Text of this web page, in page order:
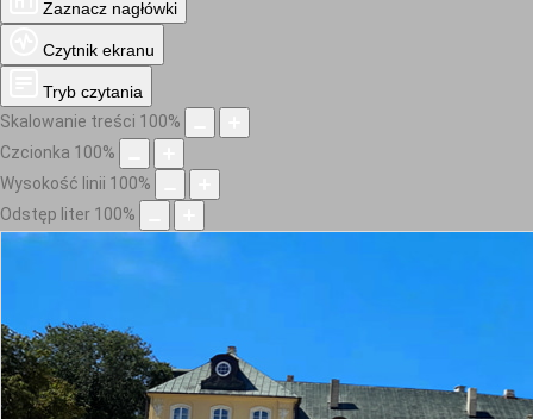
Zaznacz nagłówki
Czytnik ekranu
Tryb czytania
Skalowanie treści 100%
Czcionka 100%
Wysokość linii 100%
Odstęp liter 100%